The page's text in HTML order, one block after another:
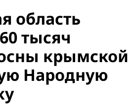
область
тысяч
крымской
Народную